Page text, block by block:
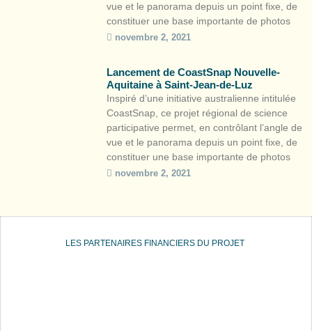
vue et le panorama depuis un point fixe, de
constituer une base importante de photos
pour observer l’évolution du littoral tout en
travers les postes d’observation […]
novembre 2, 2021
Lancement de CoastSnap Nouvelle-
Aquitaine à Saint-Jean-de-Luz
Inspiré d’une initiative australienne intitulée
CoastSnap, ce projet régional de science
participative permet, en contrôlant l’angle de
vue et le panorama depuis un point fixe, de
constituer une base importante de photos
pour observer l’évolution du littoral tout en
travers les postes d’observation […]
novembre 2, 2021
LES PARTENAIRES FINANCIERS DU PROJET